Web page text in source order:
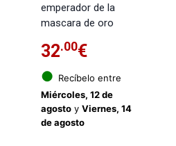
emperador de la
mascara de oro
32.00€
● Recíbelo entre
Miércoles, 12 de
agostoy Viernes, 14
de agosto